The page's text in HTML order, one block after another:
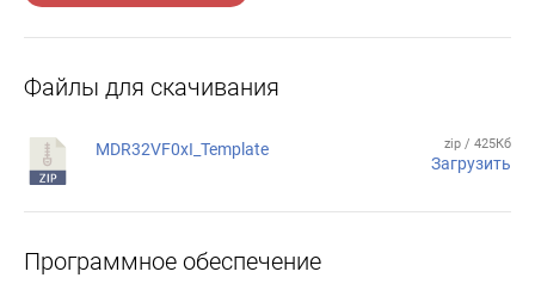
Файлы для скачивания
MDR32VF0xI_Template zip / 425Кб
Загрузить
Программное обеспечение